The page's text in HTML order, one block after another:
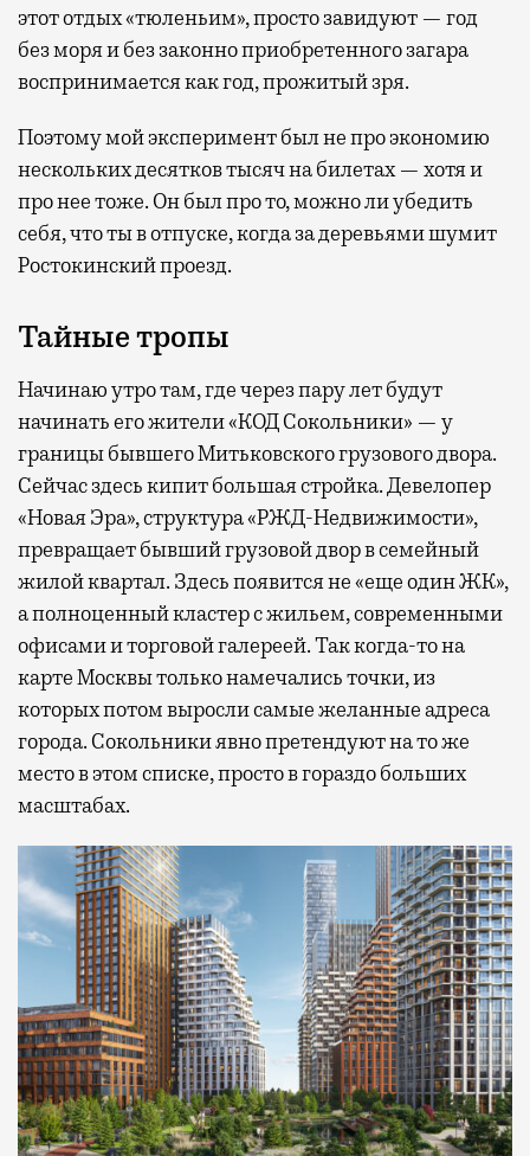
этот отдых «тюленьим», просто завидуют — год
без моря и без законно приобретенного загара
воспринимается как год, прожитый зря.
Поэтому мой эксперимент был не про экономию
нескольких десятков тысяч на билетах — хотя и
про нее тоже. Он был про то, можно ли убедить
себя, что ты в отпуске, когда за деревьями шумит
Ростокинский проезд.
Тайные тропы
Начинаю утро там, где через пару лет будут
начинать его жители «КОД Сокольники» — у
границы бывшего Митьковского грузового двора.
Сейчас здесь кипит большая стройка. Девелопер
«Новая Эра», структура «РЖД-Недвижимости»,
превращает бывший грузовой двор в семейный
жилой квартал. Здесь появится не «еще один ЖК»,
а полноценный кластер с жильем, современными
офисами и торговой галереей. Так когда-то на
карте Москвы только намечались точки, из
которых потом выросли самые желанные адреса
города. Сокольники явно претендуют на то же
место в этом списке, просто в гораздо больших
масштабах.